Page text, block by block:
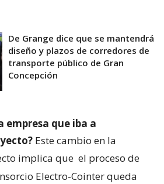
De Grange dice que se mantendrá
diseño y plazos de corredores de
transporte público de Gran
Concepción
empresa que iba a
Este cambio en la
implica que el proceso de
Electro-Cointer queda